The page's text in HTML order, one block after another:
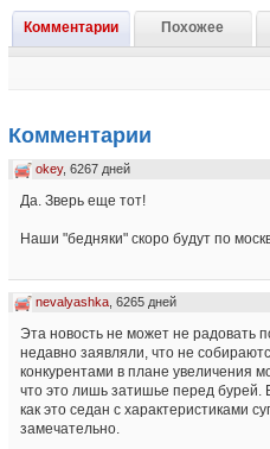
Комментарии Похожее
Комментарии
okey, 6267 дней
Да. Зверь еще тот!
Наши "бедняки" скоро будут по
nevalyashka, 6265 дней
Эта новость не может не радовать
недавно заявляли, что не
конкурентами в плане увеличения
что это лишь затишье перед бурей.
как это седан с характеристиками
замечательно.